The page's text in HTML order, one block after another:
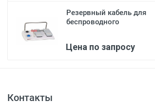
Резервный кабель для
беспроводного
Цена по запросу
Контакты